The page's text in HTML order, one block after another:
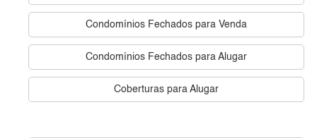
Condomínios Fechados para Venda
Condomínios Fechados para Alugar
Coberturas para Alugar